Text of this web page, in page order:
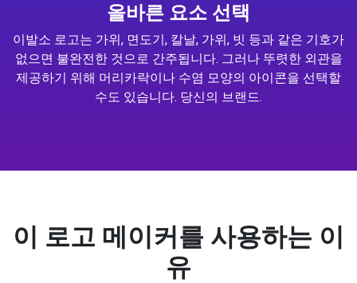
올바른 요소 선택
이발소 로고는 가위, 면도기, 칼날, 가위, 빗 등과 같은 기호가
없으면 불완전한 것으로 간주됩니다. 그러나 뚜렷한 외관을
제공하기 위해 머리카락이나 수염 모양의 아이콘을 선택할
수도 있습니다. 당신의 브랜드.
이 로고 메이커를 사용하는 이
유